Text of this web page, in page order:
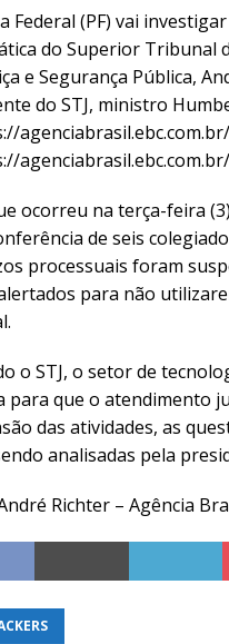
Federal (PF) vai
do Superior Tribunal
e Segurança Pública,
do STJ, ministro
ocorreu na terça-feira
de seis
processuais foram
para não
o STJ, o setor de
para que o atendimento
das atividades, as
analisadas pela
Richter – Agência